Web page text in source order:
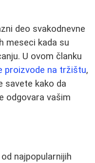
deo svakodnevne
meseci kada su
U ovom članku
proizvode na tržištu,
savete kako da
odgovara vašim
najpopularnijih